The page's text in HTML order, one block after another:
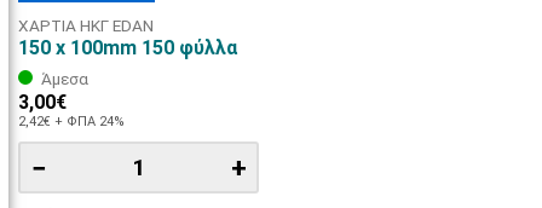
ΧΑΡΤΙΑ ΗΚΓ EDAN
150 x 100mm 150 φύλλα
Άμεσα
3,00€
2,42€ + ΦΠΑ 24%
− +